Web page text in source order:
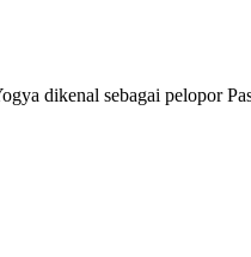
dikenal sebagai pelopor